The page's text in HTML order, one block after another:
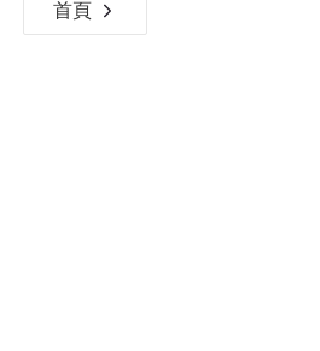
首頁